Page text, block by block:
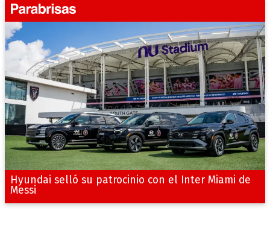
Hyundai selló su patrocinio con el Inter Miami de
Messi